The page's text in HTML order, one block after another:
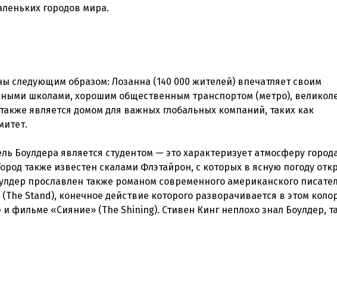
следующим образом: Лозанна (140 000 жителей) впечатляет своим
школами, хорошим общественным транспортом (метро),
является домом для важных глобальных компаний, таких как
Боулдера является студентом — это характеризует атмосферу
также известен скалами Флэтайрон, с которых в ясную погоду
прославлен также романом современного американского
Stand), конечное действие которого разворачивается в этом
фильме «Сияние» (The Shining). Стивен Кинг неплохо знал Боулдер,